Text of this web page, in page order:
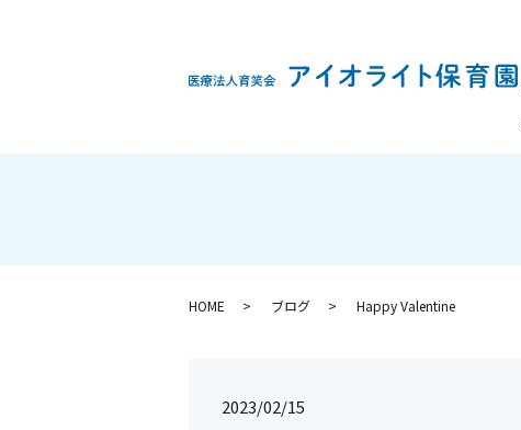
HOME ブログ Happy Valentine
2023/02/15